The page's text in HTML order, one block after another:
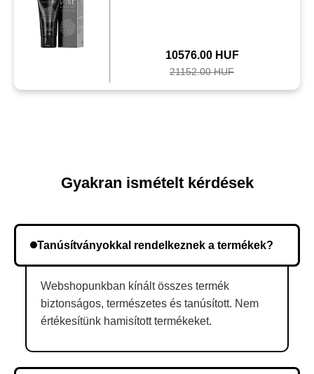
10576.00 HUF
21152.00 HUF
Gyakran ismételt kérdések
Tanúsítványokkal rendelkeznek a termékek?
Webshopunkban kínált összes termék
biztonságos, természetes és tanúsított. Nem
értékesítünk hamisított termékeket.